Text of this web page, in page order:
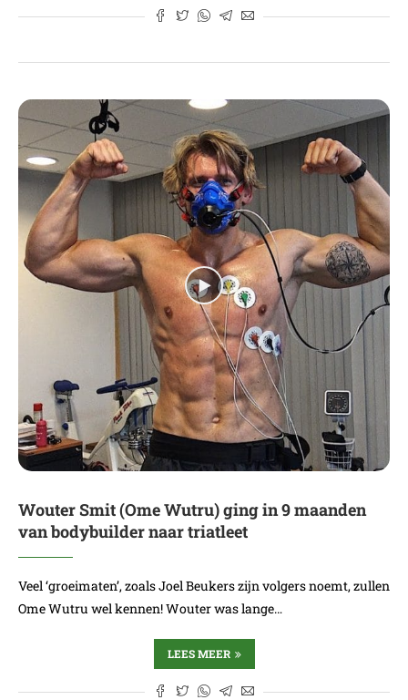
Wouter Smit (Ome Wutru) ging in 9 maanden
van bodybuilder naar triatleet
Veel ‘groeimaten’, zoals Joel Beukers zijn volgers noemt, zullen
Ome Wutru wel kennen! Wouter was lange…
LEES MEER